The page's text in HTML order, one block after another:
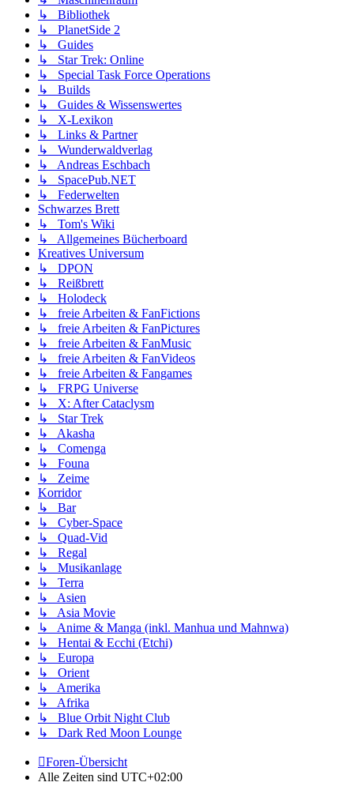
↳ Bibliothek
↳ PlanetSide 2
↳ Guides
↳ Star Trek: Online
↳ Special Task Force Operations
↳ Builds
↳ Guides & Wissenswertes
↳ X-Lexikon
↳ Links & Partner
↳ Wunderwaldverlag
↳ Andreas Eschbach
↳ SpacePub.NET
↳ Federwelten
Schwarzes Brett
↳ Tom's Wiki
↳ Allgemeines Bücherboard
Kreatives Universum
↳ DPON
↳ Reißbrett
↳ Holodeck
↳ freie Arbeiten & FanFictions
↳ freie Arbeiten & FanPictures
↳ freie Arbeiten & FanMusic
↳ freie Arbeiten & FanVideos
↳ freie Arbeiten & Fangames
↳ FRPG Universe
↳ X: After Cataclysm
↳ Star Trek
↳ Akasha
↳ Comenga
↳ Founa
↳ Zeime
Korridor
↳ Bar
↳ Cyber-Space
↳ Quad-Vid
↳ Regal
↳ Musikanlage
↳ Terra
↳ Asien
↳ Asia Movie
↳ Anime & Manga (inkl. Manhua und Mahnwa)
↳ Hentai & Ecchi (Etchi)
↳ Europa
↳ Orient
↳ Amerika
↳ Afrika
↳ Blue Orbit Night Club
↳ Dark Red Moon Lounge
Foren-Übersicht
Alle Zeiten sind UTC+02:00